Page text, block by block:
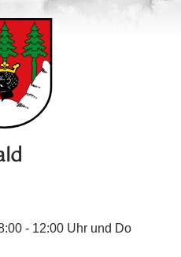
- 12:00 Uhr und Do